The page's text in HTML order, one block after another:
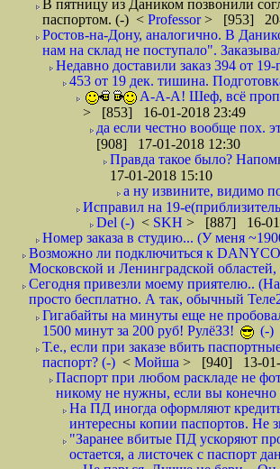
В пятницу из Даником позвонили
паспортом. (-) < Professor> [953] 20-
Ростов-на-Дону, аналогично. В
нам на склад не поступало".
Недавно доставили заказ 394 от
453 от 19 дек. тишина.
А-А-А! Шеф, всё
> [853] 16-01-2018 23:49
да если честно вообще пох.
[908] 17-01-2018 12:30
Правда такое было?
17-01-2018 15:10
а ну извините, видимо
Исправил на 19-
Del (-) < SKH > [887] 16-01-
Номер заказа в студию... (У меня
Возможно ли подключиться к
Московской и Ленинградской
Сегодня привезли моему приятелю..
просто бесплатно. А так, обычный
Гигабайты на минуты еще не
1500 минут за 200 руб! РулёЗЗ!
(-)
Т.е., если при заказе вбить
паспорт? (-) < Мойша > [940] 13-01-
Паспорт при любом раскладе не
никому не нужны, если вы
На ПД иногда оформляют
интересны копии паспортов. Не
"Заранее вбитые ПД ускоряют
остается, а листочек с паспорт